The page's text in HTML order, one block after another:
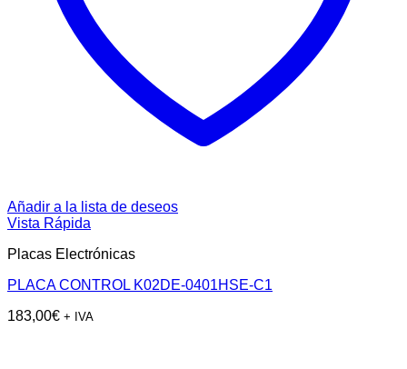
Añadir a la lista de deseos
Vista Rápida
Placas Electrónicas
PLACA CONTROL K02DE-0401HSE-C1
183,00€ + IVA